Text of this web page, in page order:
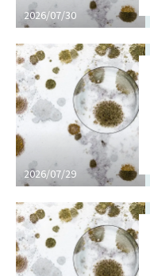
2026/07/30
2026/07/29